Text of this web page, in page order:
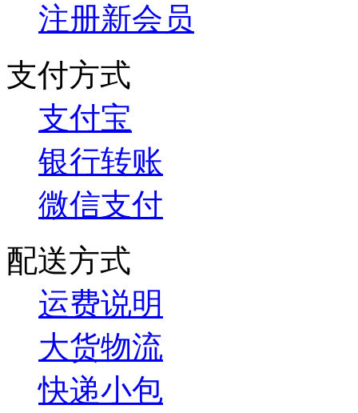
注册新会员
支付方式
支付宝
银行转账
微信支付
配送方式
运费说明
大货物流
快递小包